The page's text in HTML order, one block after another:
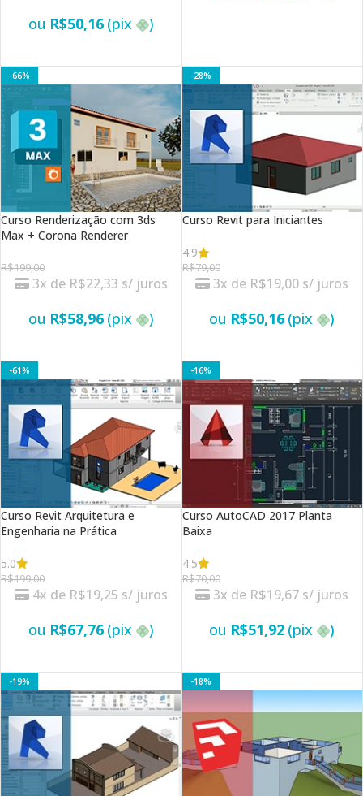
ou R$50,16 (pix )
-66%
Curso Renderização com 3ds
Max + Corona Renderer
R$199,00
3x de R$22,33 s/ juros
ou R$58,96 (pix )
-28%
Curso Revit para Iniciantes
4.9
R$79,00
3x de R$19,00 s/ juros
ou R$50,16 (pix )
-61%
Curso Revit Arquitetura e
Engenharia na Prática
5.0
R$199,00
4x de R$19,25 s/ juros
ou R$67,76 (pix )
-16%
Curso AutoCAD 2017 Planta
Baixa
4.5
R$70,00
3x de R$19,67 s/ juros
ou R$51,92 (pix )
-19% -18%